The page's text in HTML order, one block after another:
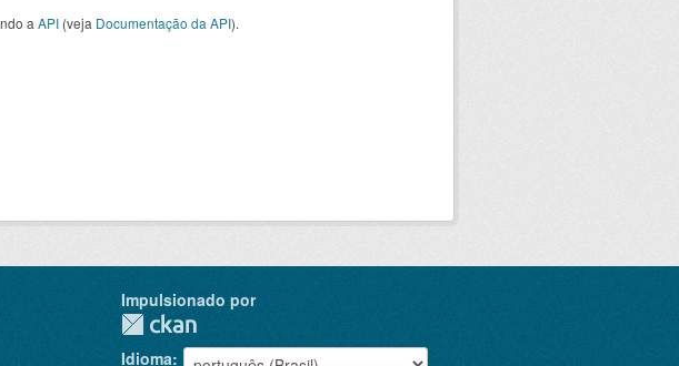
a API (veja Documentação da API).
Impulsionado por
Idioma